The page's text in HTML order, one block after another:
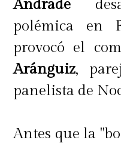
Andrade
polémica en
provocó el
Aránguiz,
panelista de
Antes que la